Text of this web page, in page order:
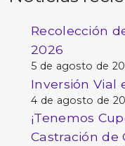
Recolección
2026
5 de agosto de
Inversión Vial
4 de agosto de
¡Tenemos
Castración de